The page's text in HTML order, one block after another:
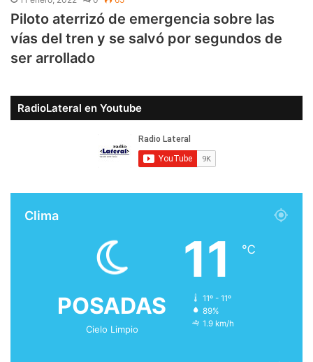
Piloto aterrizó de emergencia sobre las
vías del tren y se salvó por segundos de
ser arrollado
RadioLateral en Youtube
Clima
POSADAS
Cielo Limpio
11 ℃
11º - 11º
89%
1.9 km/h